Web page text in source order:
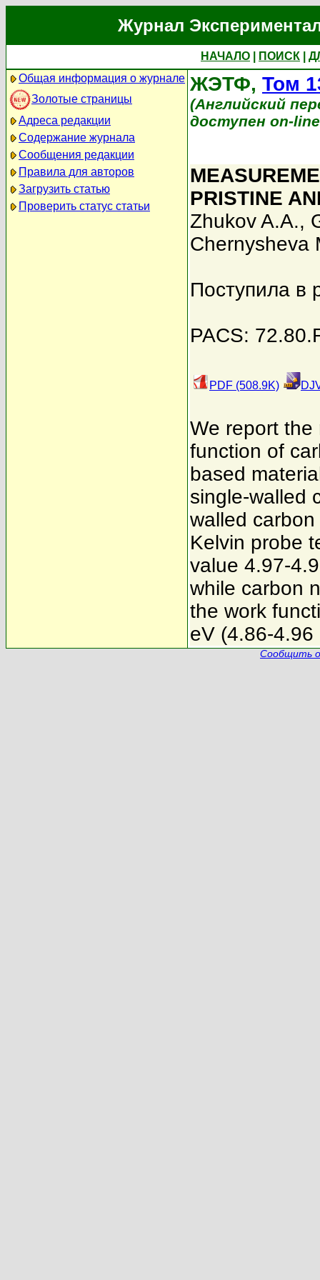
Журнал
НАЧАЛО ПОИСК
Общая информация о журнале
Золотые страницы
Адреса редакции
Содержание журнала
Сообщения редакции
Правила для авторов
Загрузить статью
Проверить статус статьи
ЖЭТФ, Том
(Английский
доступен on-
PRISTINE
Zhukov A.A.,
Chernysheva
Поступила в
PACS:
PDF (508.9K)
We report the
function of
based
single-walled
walled
Kelvin probe
value 4.97-
while carbon
the work
eV (4.86-4.96
Сообщить о